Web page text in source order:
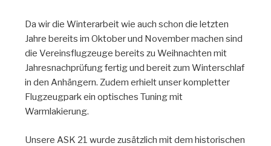
Da wir die Winterarbeit wie auch schon die letzten
Jahre bereits im Oktober und November machen sind
die Vereinsflugzeuge bereits zu Weihnachten mit
Jahresnachprüfung fertig und bereit zum Winterschlaf
in den Anhängern. Zudem erhielt unser kompletter
Flugzeugpark ein optisches Tuning mit
Warmlakierung.
Unsere ASK 21 wurde zusätzlich mit dem historischen